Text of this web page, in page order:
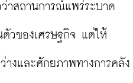
ว่าสถานการณ์แพร่ระบาด
วของเศรษฐกิจ แต่ให้
างและศักยภาพทางการคลัง